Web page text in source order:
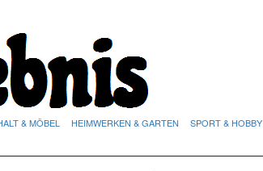
& MÖBEL HEIMWERKEN & GARTEN SPORT & HOBBY